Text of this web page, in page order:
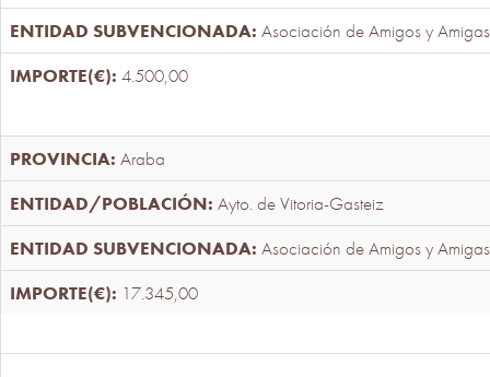
Asociación de Amigos y
4.500,00
Araba
Ayto. de Vitoria-Gasteiz
Asociación de Amigos y
17.345,00